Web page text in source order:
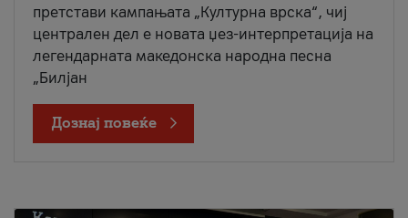
претстави кампањата „Културна врска“, чиј
централен дел е новата џез-интерпретација на
легендарната македонска народна песна
„Билјан
Дознај повеќе